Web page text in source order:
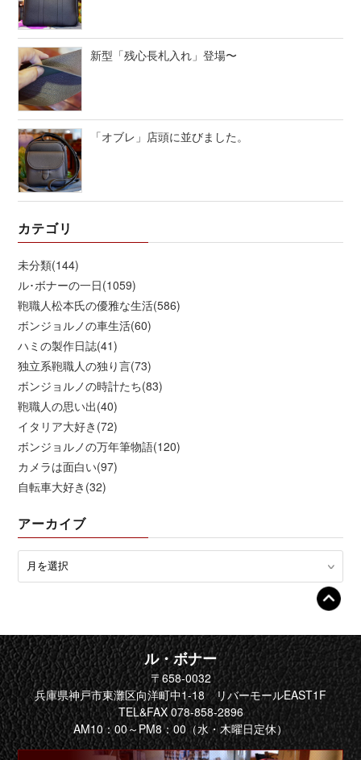
新型「残心長札入れ」登場〜
「オブレ」店頭に並びました。
カテゴリ
未分類(144)
ル･ボナーの一日(1059)
鞄職人松本氏の優雅な生活(586)
ボンジョルノの車生活(60)
ハミの製作日誌(41)
独立系鞄職人の独り言(73)
ボンジョルノの時計たち(83)
鞄職人の思い出(40)
イタリア大好き(72)
ボンジョルノの万年筆物語(120)
カメラは面白い(97)
自転車大好き(32)
アーカイブ
ル・ボナー
〒658-0032
兵庫県神戸市東灘区向洋町中1-18 リバーモールEAST1F
TEL&FAX 078-858-2896
AM10：00～PM8：00（水・木曜日定休）